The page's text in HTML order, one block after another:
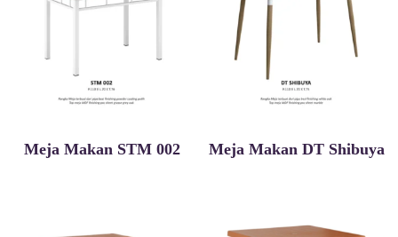
Meja Makan STM 002 Meja Makan DT Shibuya